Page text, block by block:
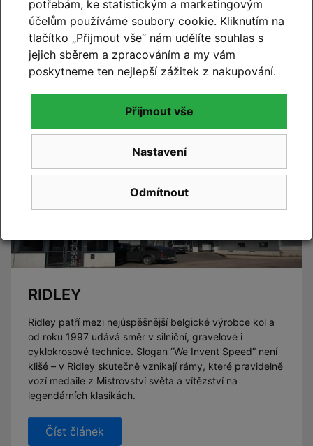
CUBE 2027
Novinky CUBE 2027 se blíží. Již brzy vám představíme
novou kolekci.
RIDLEY
Ridley patří mezi nejúspěšnější belgické výrobce kol a
od roku 1997 udává směr v silniční, gravelové i
cyklokrosové technice. Slogan “We Invent Speed” není
klišé – v Ridley skutečně vznikají rámy, které pravidelně
vozí medaile z Mistrovství světa a vítězství na
legendárních klasikách.
Číst článek
potřebám, ke statistickým a marketingovým
účelům používáme soubory cookie. Kliknutím na
tlačítko „Přijmout vše“ nám udělíte souhlas s
jejich sběrem a zpracováním a my vám
poskytneme ten nejlepší zážitek z nakupování.
Odmítnout
Nastavení
Přijmout vše